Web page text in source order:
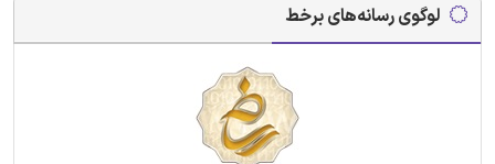
لوگوی رسانه‌های برخط